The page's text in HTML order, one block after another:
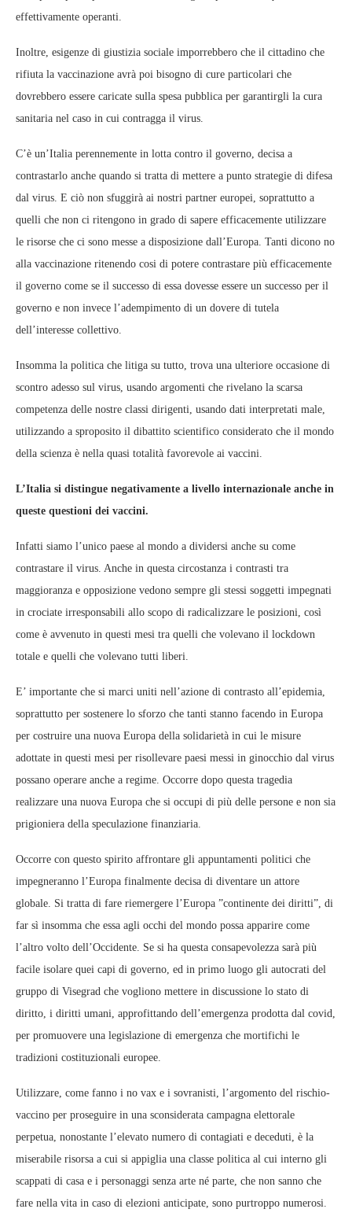
effettivamente operanti.
Inoltre, esigenze di giustizia sociale imporrebbero che il cittadino che
rifiuta la vaccinazione avrà poi bisogno di cure particolari che
dovrebbero essere caricate sulla spesa pubblica per garantirgli la cura
sanitaria nel caso in cui contragga il virus.
C’è un’Italia perennemente in lotta contro il governo, decisa a
contrastarlo anche quando si tratta di mettere a punto strategie di difesa
dal virus. E ciò non sfuggirà ai nostri partner europei, soprattutto a
quelli che non ci ritengono in grado di sapere efficacemente utilizzare
le risorse che ci sono messe a disposizione dall’Europa. Tanti dicono no
alla vaccinazione ritenendo cosi di potere contrastare più efficacemente
il governo come se il successo di essa dovesse essere un successo per il
governo e non invece l’adempimento di un dovere di tutela
dell’interesse collettivo.
Insomma la politica che litiga su tutto, trova una ulteriore occasione di
scontro adesso sul virus, usando argomenti che rivelano la scarsa
competenza delle nostre classi dirigenti, usando dati interpretati male,
utilizzando a sproposito il dibattito scientifico considerato che il mondo
della scienza è nella quasi totalità favorevole ai vaccini.
L’Italia si distingue negativamente a livello internazionale anche in
queste questioni dei vaccini.
Infatti siamo l’unico paese al mondo a dividersi anche su come
contrastare il virus. Anche in questa circostanza i contrasti tra
maggioranza e opposizione vedono sempre gli stessi soggetti impegnati
in crociate irresponsabili allo scopo di radicalizzare le posizioni, così
come è avvenuto in questi mesi tra quelli che volevano il lockdown
totale e quelli che volevano tutti liberi.
E’ importante che si marci uniti nell’azione di contrasto all’epidemia,
soprattutto per sostenere lo sforzo che tanti stanno facendo in Europa
per costruire una nuova Europa della solidarietà in cui le misure
adottate in questi mesi per risollevare paesi messi in ginocchio dal virus
possano operare anche a regime. Occorre dopo questa tragedia
realizzare una nuova Europa che si occupi di più delle persone e non sia
prigioniera della speculazione finanziaria.
Occorre con questo spirito affrontare gli appuntamenti politici che
impegneranno l’Europa finalmente decisa di diventare un attore
globale. Si tratta di fare riemergere l’Europa ”continente dei diritti”, di
far sì insomma che essa agli occhi del mondo possa apparire come
l’altro volto dell’Occidente. Se si ha questa consapevolezza sarà più
facile isolare quei capi di governo, ed in primo luogo gli autocrati del
gruppo di Visegrad che vogliono mettere in discussione lo stato di
diritto, i diritti umani, approfittando dell’emergenza prodotta dal covid,
per promuovere una legislazione di emergenza che mortifichi le
tradizioni costituzionali europee.
Utilizzare, come fanno i no vax e i sovranisti, l’argomento del rischio-
vaccino per proseguire in una sconsiderata campagna elettorale
perpetua, nonostante l’elevato numero di contagiati e deceduti, è la
miserabile risorsa a cui si appiglia una classe politica al cui interno gli
scappati di casa e i personaggi senza arte né parte, che non sanno che
fare nella vita in caso di elezioni anticipate, sono purtroppo numerosi.